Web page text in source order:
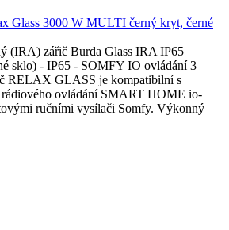
Glass 3000 W MULTI černý kryt, černé
(IRA) zářič Burda Glass IRA IP65
sklo) - IP65 - SOMFY IO ovládání 3
RELAX GLASS je kompatibilní s
ovládání SMART HOME io-
ručními vysílači Somfy. Výkonný